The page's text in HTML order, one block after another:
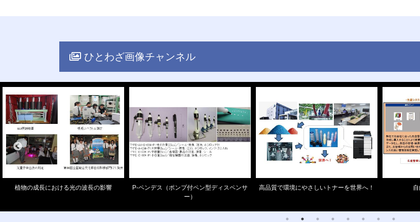
ひとわざ画像チャンネル
植物の成長における光の波長の影響
P-ペンデス（ポンプ付ペン型ディスペンサ
ー）
高品質で環境にやさしいトナーを世界へ！